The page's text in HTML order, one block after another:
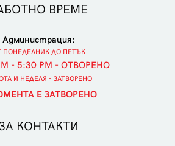
ВРЕМЕ
Администрация:
ПОНЕДЕЛНИК ДО ПЕТЪК
- 5:30 PM - ОТВОРЕНО
И НЕДЕЛЯ - ЗАТВОРЕНО
Е ЗАТВОРЕНО
ЗА КОНТАКТИ